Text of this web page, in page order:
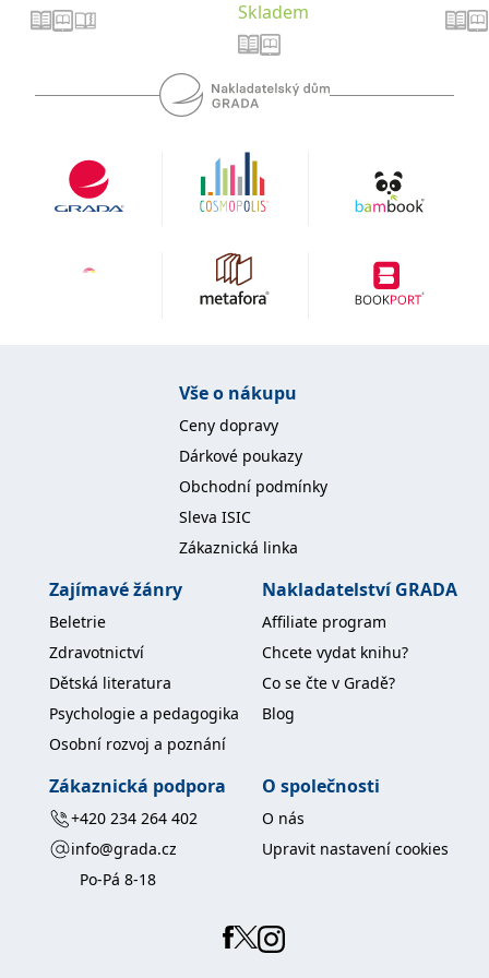
Skladem
Vše o nákupu
Ceny dopravy
Dárkové poukazy
Obchodní podmínky
Sleva ISIC
Zákaznická linka
Zajímavé žánry
Beletrie
Zdravotnictví
Dětská literatura
Psychologie a pedagogika
Osobní rozvoj a poznání
Nakladatelství GRADA
Affiliate program
Chcete vydat knihu?
Co se čte v Gradě?
Blog
Zákaznická podpora
+420 234 264 402
info@grada.cz
Po-Pá 8-18
O společnosti
O nás
Upravit nastavení cookies